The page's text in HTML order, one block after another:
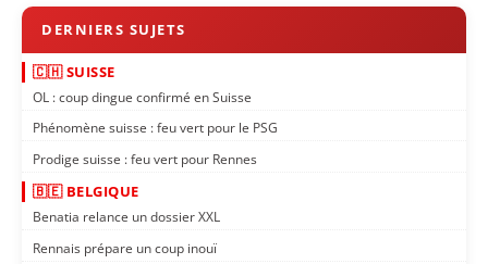
🇨🇭 SUISSE
OL : coup dingue confirmé en Suisse
Phénomène suisse : feu vert pour le PSG
Prodige suisse : feu vert pour Rennes
🇧🇪 BELGIQUE
Benatia relance un dossier XXL
Rennais prépare un coup inouï